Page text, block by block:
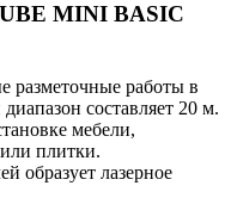
MINI BASIC
разметочные работы в
составляет 20 м.
мебели,
плитки.
образует лазерное